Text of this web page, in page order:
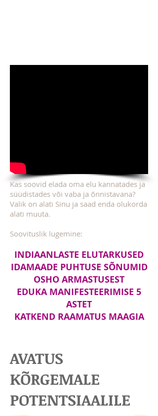
Kas soovid elada oma elu kannatades ja
süüdistades või vaba ja õnnistavana?
Valik on alati Sinu ja saad enda olukorda
alati muuta.
Soovituslik lugemine:
INDIAANLASTE ELUTARKUSED
IDAMAADE PUHTUSE SÕNUMID
OSHO ARMASTUSEST
EDUKA MANIFESTEERIMISE 5
ASTET
KATKEND RAAMATUS MAAGIA
AVATUS
KÕRGEMALE
POTENTSIAALILE